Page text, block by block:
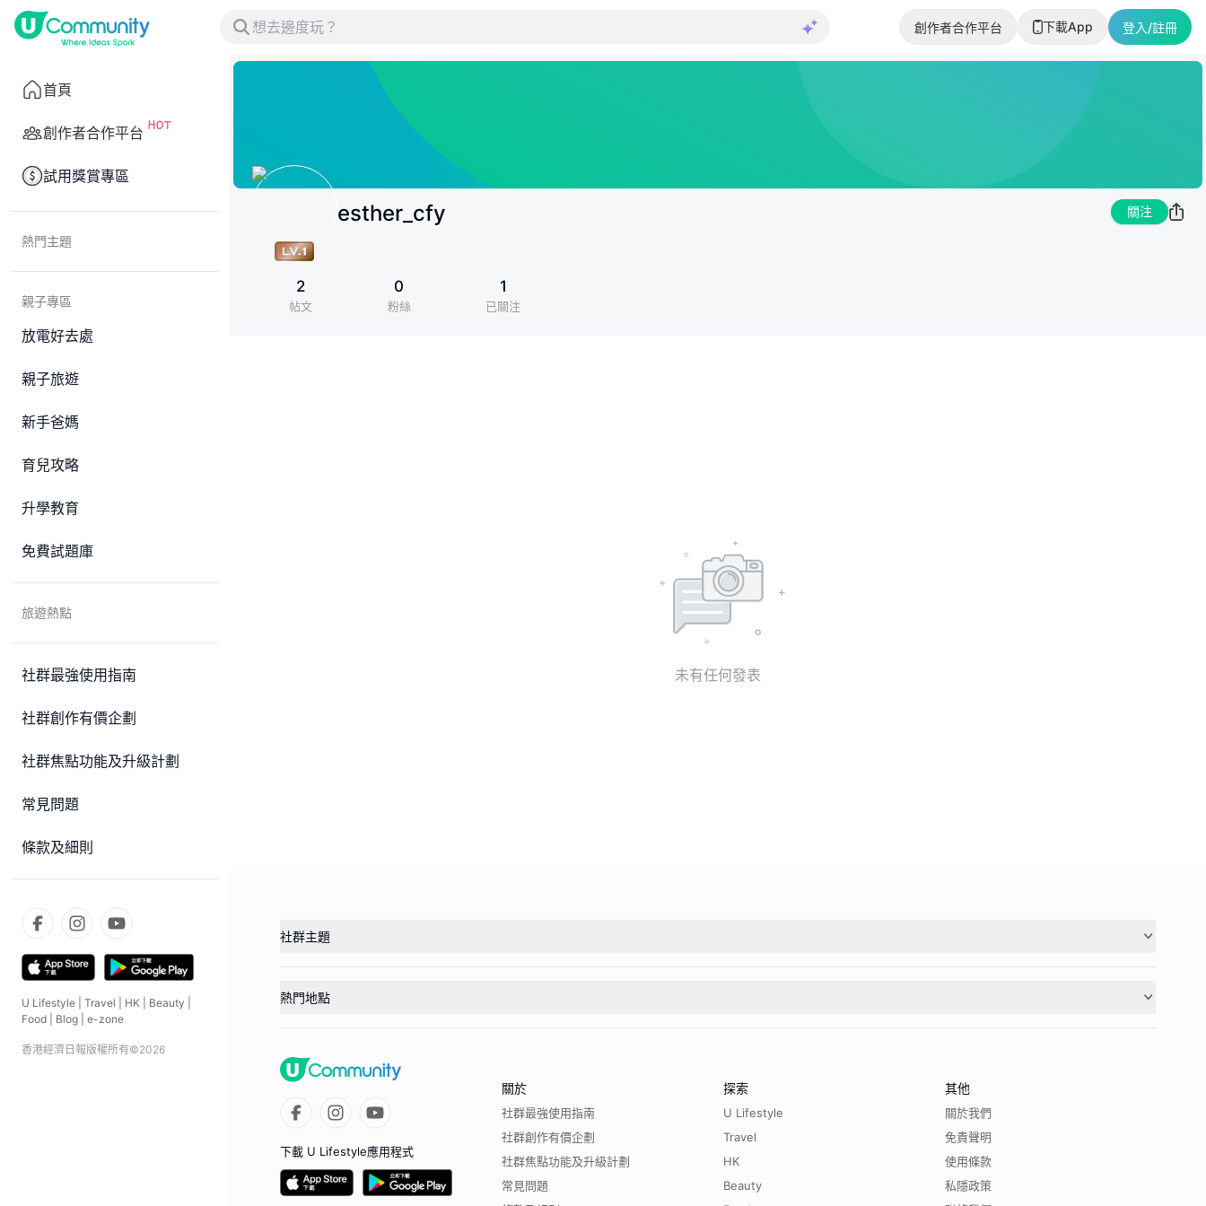
創作者合作平台 下載App 登入/註冊
首頁
創作者合作平台
試用獎賞專區
熱門主題
親子專區
放電好去處
親子旅遊
新手爸媽
育兒攻略
升學教育
免費試題庫
旅遊熱點
社群最強使用指南
社群創作有價企劃
社群焦點功能及升級計劃
常見問題
條款及細則
U Lifestyle Travel HK Beauty
Food
Blog e-zone
香港經濟日報版權所有©2026
esther_cfy 關注
2
帖文
0
粉絲
1
已關注
未有任何發表
社群主題
熱門地點
下載 U Lifestyle應用程式
關於
社群最強使用指南
社群創作有價企劃
社群焦點功能及升級計劃
常見問題
探索
U Lifestyle
Travel
HK
Beauty
其他
關於我們
免責聲明
使用條款
私隱政策